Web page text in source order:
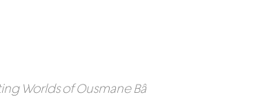
Worlds of Ousmane Bâ